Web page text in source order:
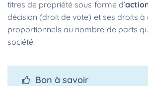
titres de propriété sous forme d’
décision (droit de vote) et ses droits à
proportionnels au nombre de parts
société.
Bon à savoir